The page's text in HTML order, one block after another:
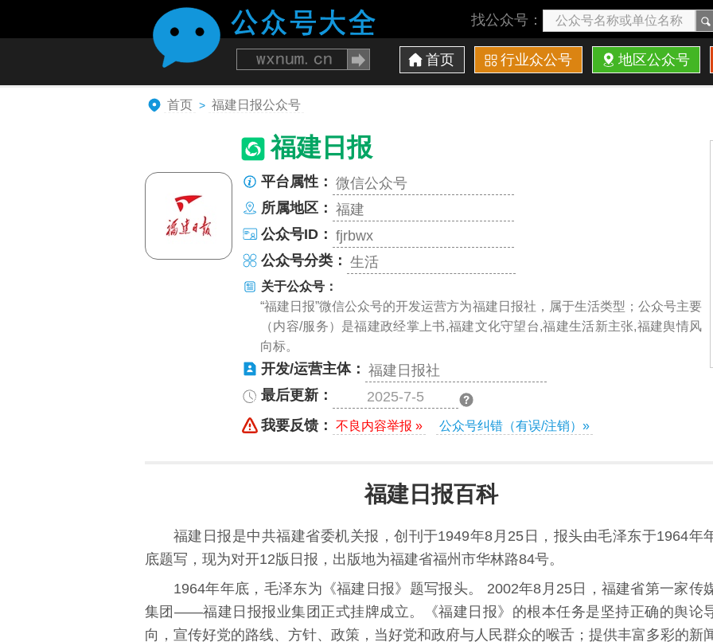
找公众号：
首页 行业众公号 地区公众号
首页 > 福建日报公众号
福建日报
平台属性： 微信公众号
所属地区： 福建
公众号ID： fjrbwx
公众号分类： 生活
关于公众号：
“福建日报”微信公众号的开发运营方为福建日报社，属于生活类型；公众号主要
（内容/服务）是福建政经掌上书,福建文化守望台,福建生活新主张,福建舆情风
向标。
开发/运营主体： 福建日报社
最后更新：
2025-7-5
我要反馈：
不良内容举报 » 公众号纠错（有误/注销）»
福建日报百科
福建日报是中共福建省委机关报，创刊于1949年8月25日，报头由毛泽东于1964年
底题写，现为对开12版日报，出版地为福建省福州市华林路84号。
1964年年底， 毛泽东为《福建日报》题写报头。 2002年8月25日，福建省第一家传
集团——福建日报报业集团 正式挂牌成立。《福建日报》的根本任务是坚持正确的舆论
向，宣传好党的路线、方针、政策，当好党和政府与人民群众的喉舌；提供丰富多彩的新